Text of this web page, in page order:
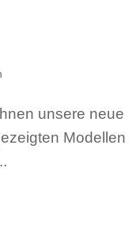
unsere neue
Modellen